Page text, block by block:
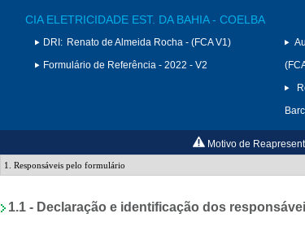
CIA ELETRICIDADE EST. DA BAHIA - COELBA
DRI: Renato de Almeida Rocha - (FCA V1)
Formulário de Referência - 2022 - V2
Motivo de